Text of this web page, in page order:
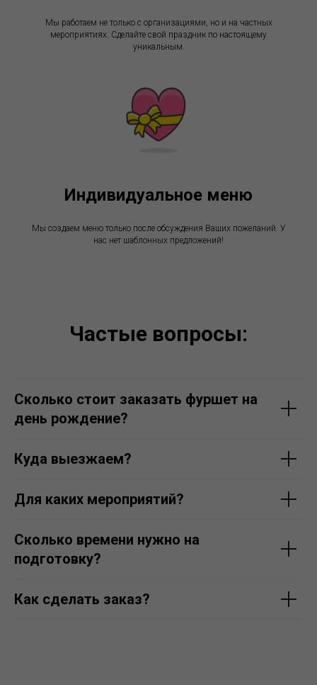
Мы работаем не только с организациями, но и на частных
мероприятиях. Сделайте свой праздник по настоящему
уникальным.
Индивидуальное меню
Мы создаем меню только после обсуждения Ваших пожеланий. У
нас нет шаблонных предложений!
Частые вопросы:
Сколько стоит заказать фуршет на
день рождение?
Куда выезжаем?
Для каких мероприятий?
Сколько времени нужно на
подготовку?
Как сделать заказ?